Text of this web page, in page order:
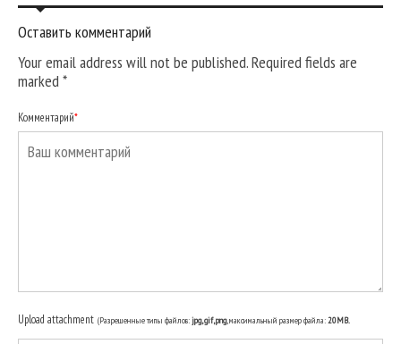
Оставить комментарий
Your email address will not be published. Required fields are
marked*
Комментарий*
Upload attachment (Разрешенные типы файлов:jpg, gif, png, максимальный размер файла:20MB.